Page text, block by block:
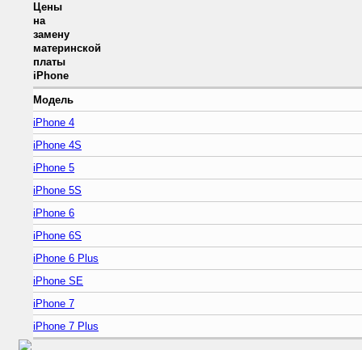
Цены
на
замену
материнской
платы
iPhone
Модель
iPhone 4
iPhone 4S
iPhone 5
iPhone 5S
iPhone 6
iPhone 6S
iPhone 6 Plus
iPhone SE
iPhone 7
iPhone 7 Plus